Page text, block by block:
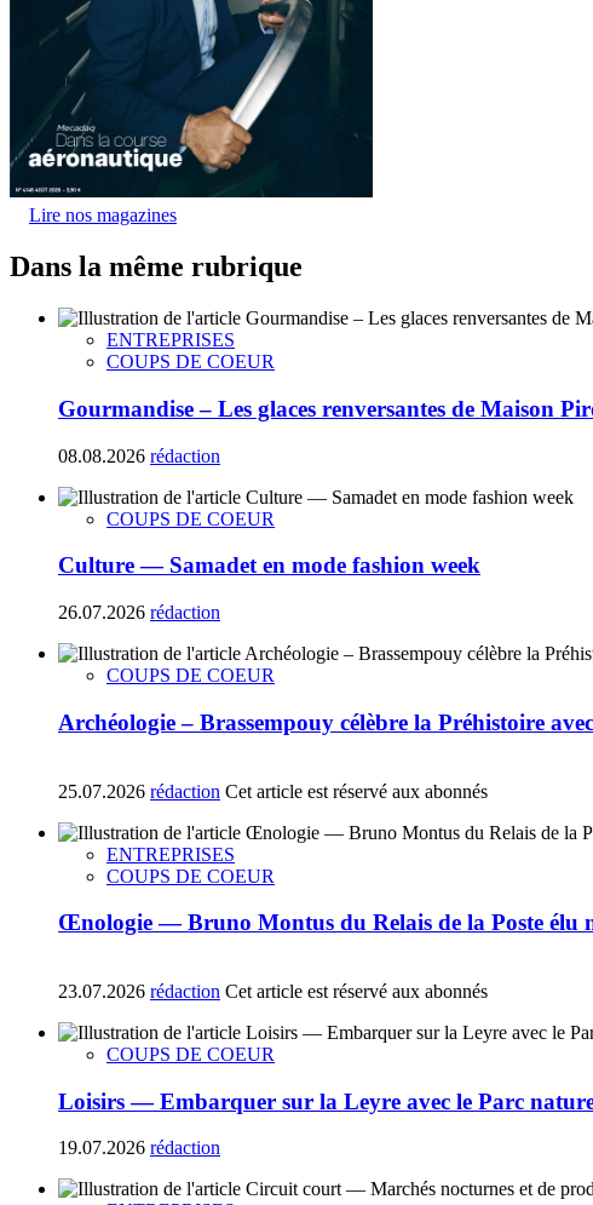
Lire nos magazines
Dans la même rubrique
ENTREPRISES
COUPS DE COEUR
Gourmandise – Les glaces renversantes de Maison
08.08.2026 rédaction
COUPS DE COEUR
Culture — Samadet en mode fashion week
26.07.2026 rédaction
COUPS DE COEUR
Archéologie – Brassempouy célèbre la Préhistoire
25.07.2026 rédaction Cet article est réservé aux abonnés
ENTREPRISES
COUPS DE COEUR
Œnologie — Bruno Montus du Relais de la Poste élu
23.07.2026 rédaction Cet article est réservé aux abonnés
COUPS DE COEUR
Loisirs — Embarquer sur la Leyre avec le Parc
19.07.2026 rédaction